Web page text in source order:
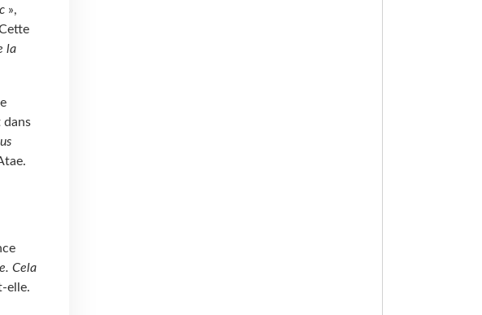
»,
la
dans
Cela
elle.